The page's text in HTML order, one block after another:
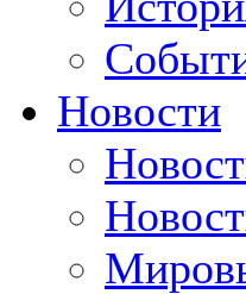
Новости